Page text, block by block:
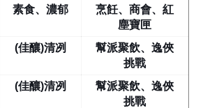
素食、濃郁
烹飪、商會、紅
塵寶匣
(佳釀)清冽
幫派聚飲、逸俠
挑戰
(佳釀)清冽
幫派聚飲、逸俠
挑戰